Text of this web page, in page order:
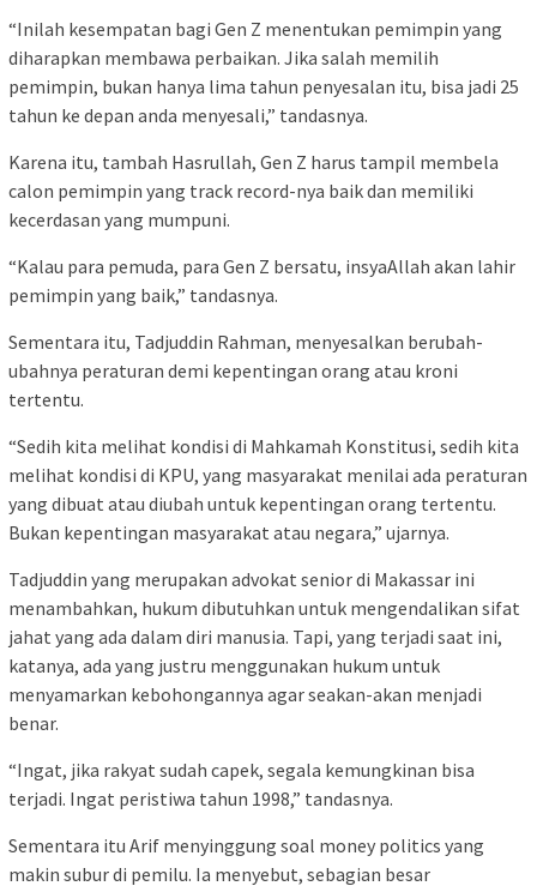
“Inilah kesempatan bagi Gen Z menentukan pemimpin yang
diharapkan membawa perbaikan. Jika salah memilih
pemimpin, bukan hanya lima tahun penyesalan itu, bisa jadi 25
tahun ke depan anda menyesali,” tandasnya.
Karena itu, tambah Hasrullah, Gen Z harus tampil membela
calon pemimpin yang track record-nya baik dan memiliki
kecerdasan yang mumpuni.
“Kalau para pemuda, para Gen Z bersatu, insyaAllah akan lahir
pemimpin yang baik,” tandasnya.
Sementara itu, Tadjuddin Rahman, menyesalkan berubah-
ubahnya peraturan demi kepentingan orang atau kroni
tertentu.
“Sedih kita melihat kondisi di Mahkamah Konstitusi, sedih kita
melihat kondisi di KPU, yang masyarakat menilai ada peraturan
yang dibuat atau diubah untuk kepentingan orang tertentu.
Bukan kepentingan masyarakat atau negara,” ujarnya.
Tadjuddin yang merupakan advokat senior di Makassar ini
menambahkan, hukum dibutuhkan untuk mengendalikan sifat
jahat yang ada dalam diri manusia. Tapi, yang terjadi saat ini,
katanya, ada yang justru menggunakan hukum untuk
menyamarkan kebohongannya agar seakan-akan menjadi
benar.
“Ingat, jika rakyat sudah capek, segala kemungkinan bisa
terjadi. Ingat peristiwa tahun 1998,” tandasnya.
Sementara itu Arif menyinggung soal money politics yang
makin subur di pemilu. Ia menyebut, sebagian besar